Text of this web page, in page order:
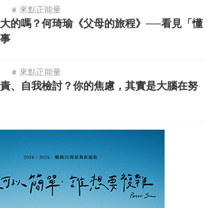
# 來點正能量
的嗎？何琦瑜《父母的旅程》──看見「懂
# 來點正能量
、自我檢討？你的焦慮，其實是大腦在努